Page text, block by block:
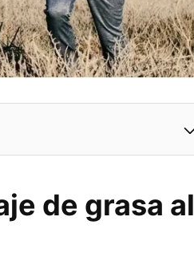
de grasa al